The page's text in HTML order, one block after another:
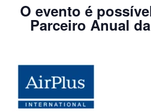
O evento é
Parceiro Anual